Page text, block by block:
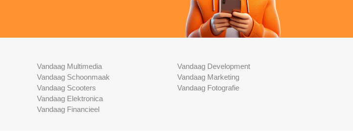
Vandaag Multimedia
Vandaag Schoonmaak
Vandaag Scooters
Vandaag Elektronica
Vandaag Financieel
Vandaag Development
Vandaag Marketing
Vandaag Fotografie